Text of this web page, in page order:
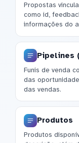
Propostas
como id,
informações do
Pipelines
Funis de venda
das
das vendas.
Produtos
Produtos